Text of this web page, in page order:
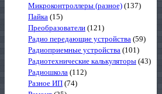
Микроконтроллеры (разное) (137)
Пайка (15)
Преобразователи (121)
Радио передающие устройства (59)
Радиоприемные устройства (101)
Радиотехнические калькуляторы (43)
Радиошкола (112)
Разное ИП (74)